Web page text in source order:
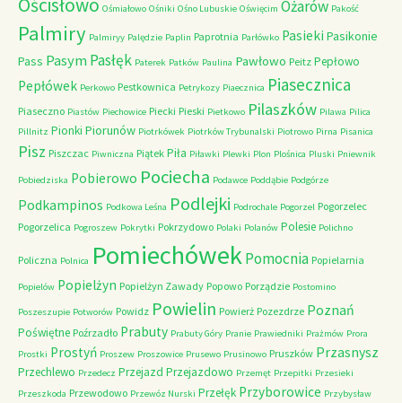
Ościsłowo Ośmiałowo Ośniki Ośno Lubuskie Oświęcim Ożarów Pakość
Palmiry Palmiryy Palędzie Paplin Paprotnia Parłówko Pasieki Pasikonie
Pass PasymPasłęk Paterek Patków Paulina Pawłowo Peitz Pepłowo
Pepłówek Perkowo Pestkownica Petrykozy Piaecznica Piasecznica
Piaseczno Piastów Piechowice Piecki Pieski Pietkowo Pilaszków Pilawa Pilica
Pillnitz Pionki Piorunów Piotrkówek Piotrków Trybunalski Piotrowo Pirna Pisanica
Pisz Piszczac Piwniczna Piątek Piła Piławki Plewki Plon Plośnica Pluski Pniewnik
Pobiedziska Pobierowo Pociecha Podawce Poddąbie Podgórze
Podkampinos Podkowa Leśna Podlejki Podrochale Pogorzel Pogorzelec
Pogorzelica Pogroszew Pokrytki Pokrzydowo Polaki Polanów Polesie Polichno
Policzna Polnica PomiechówekPomocnia Popielarnia
Popielów Popielżyn Popielżyn Zawady Popowo Porządzie Postomino
Poszeszupie Potworów Powidz Powielin Powierż Pozezdrze Poznań
Poświętne Poźrzadło Prabuty Prabuty Góry Pranie Prawiedniki Prażmów Prora
Prostki Prostyń Proszew Proszowice Prusewo Prusinowo Pruszków Przasnysz
Przechlewo Przedecz Przejazd Przejazdowo Przemęt Przepitki Przesieki
Przeszkoda Przewodowo Przewóz Nurski Przełęk Przyborowice Przybysław